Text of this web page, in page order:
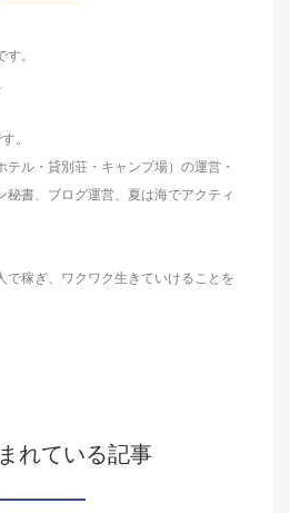
。
。
テル・貸別荘・キャンプ場）の運営・
秘書、ブログ運営、夏は海でアクティ
で稼ぎ、ワクワク生きていけることを
れている記事